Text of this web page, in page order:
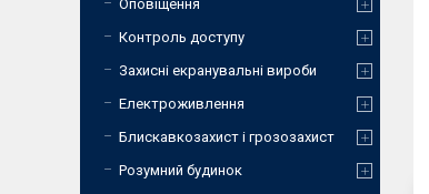
Оповіщення
Контроль доступу
Захисні екранувальні вироби
Електроживлення
Блискавкозахист і грозозахист
Розумний будинок